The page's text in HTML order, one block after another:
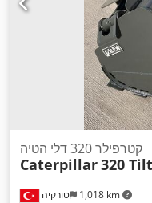
טורקיה 1,018 km
קטרפילר 320 דלי הטיה
Caterpillar320